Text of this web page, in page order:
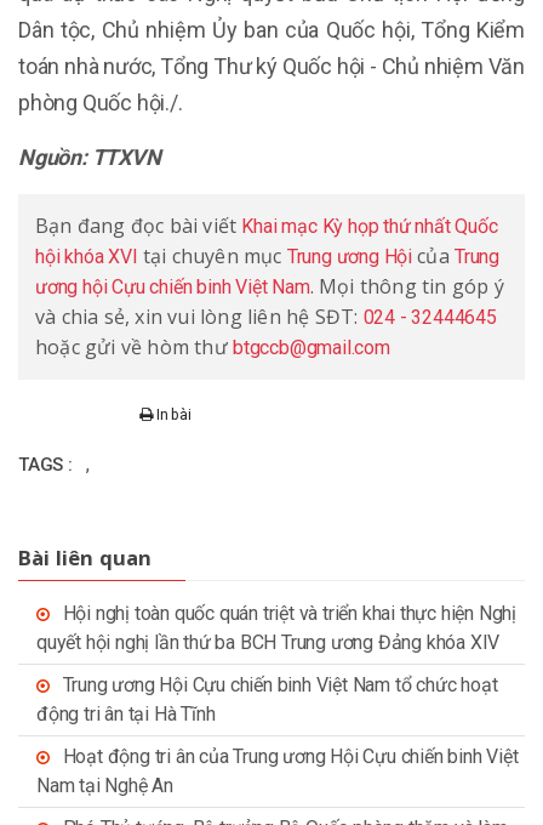
Dân tộc, Chủ nhiệm Ủy ban của Quốc hội, Tổng Kiểm
toán nhà nước, Tổng Thư ký Quốc hội - Chủ nhiệm Văn
phòng Quốc hội./.
Nguồn: TTXVN
Bạn đang đọc bài viết Khai mạc Kỳ họp thứ nhất Quốc
hội khóa XVI tại chuyên mục Trung ương Hội củaTrung
ương hội Cựu chiến binh Việt Nam. Mọi thông tin góp ý
và chia sẻ, xin vui lòng liên hệ SĐT: 024 - 32444645
hoặc gửi về hòm thư btgccb@gmail.com
In bài
TAGS : ,
Bài liên quan
Hội nghị toàn quốc quán triệt và triển khai thực hiện Nghị
quyết hội nghị lần thứ ba BCH Trung ương Đảng khóa XIV
Trung ương Hội Cựu chiến binh Việt Nam tổ chức hoạt
động tri ân tại Hà Tĩnh
Hoạt động tri ân của Trung ương Hội Cựu chiến binh Việt
Nam tại Nghệ An